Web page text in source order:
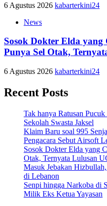
6 Agustus 2026 kabarterkini24
News
Sosok Dokter Elda
Punya Sel Otak,
6 Agustus 2026 kabarterkini24
Recent Posts
Tak hanya Ratusan
Sekolah Swasta Jaksel
Klaim Baru soal 995
Pengacara Sebut Airsoft
Sosok Dokter Elda yang
Otak, Ternyata Lulusan
Masuk Jebakan
di Lebanon
Senpi hingga Narkoba di
Milik Eks Ketua Yayasan